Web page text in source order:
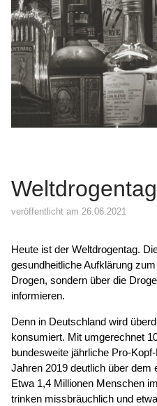
veröffentlicht am 26.06.2021
Heute ist der Weltdrogentag.
gesundheitliche Aufklärung
Drogen, sondern über die
informieren.
Denn in Deutschland wird
konsumiert. Mit umgerechnet
bundesweite jährliche Pro-
Jahren 2019 deutlich über dem
Etwa 1,4 Millionen Menschen
trinken missbräuchlich und